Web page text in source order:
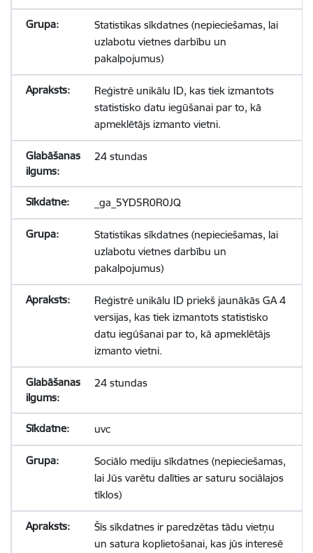
Statistikas sīkdatnes (nepieciešamas, lai
uzlabotu vietnes darbību un
pakalpojumus)
Reģistrē unikālu ID, kas tiek izmantots
statistisko datu iegūšanai par to, kā
apmeklētājs izmanto vietni.
24 stundas
_ga_5YD5R0R0JQ
Statistikas sīkdatnes (nepieciešamas, lai
uzlabotu vietnes darbību un
pakalpojumus)
Reģistrē unikālu ID priekš jaunākās GA 4
versijas, kas tiek izmantots statistisko
datu iegūšanai par to, kā apmeklētājs
izmanto vietni.
24 stundas
uvc
Sociālo mediju sīkdatnes (nepieciešamas,
lai Jūs varētu dalīties ar saturu sociālajos
tīklos)
Šīs sīkdatnes ir paredzētas tādu vietņu
un satura koplietošanai, kas jūs interesē